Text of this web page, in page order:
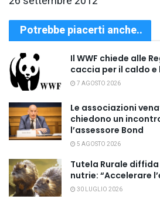
Potrebbe piacerti anche..
Il WWF chiede alle
caccia per il caldo
7 AGOSTO 2026
Le associazioni
chiedono un
l’assessore Bond
5 AGOSTO 2026
Tutela Rurale
nutrie: “Accelerare
30 LUGLIO 2026